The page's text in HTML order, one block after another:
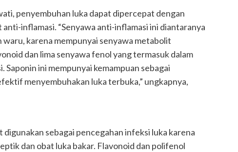
penyembuhan luka dapat dipercepat dengan
inflamasi. “Senyawa anti-inflamasi ini diantaranya
karena mempunyai senyawa metabolit
dan lima senyawa fenol yang termasuk dalam
Saponin ini mempunyai kemampuan sebagai
menyembuhakan luka terbuka,” ungkapnya,
digunakan sebagai pencegahan infeksi luka karena
dan obat luka bakar. Flavonoid dan polifenol